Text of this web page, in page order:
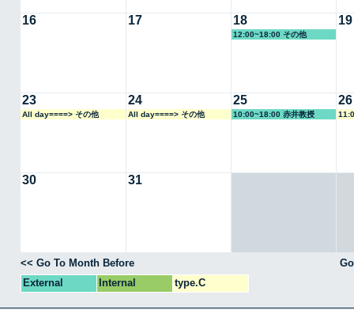
16 17 18
12:00~18:00 その他
19
23
All day====> その他
24
All day====> その他
25
10:00~18:00 赤井教授
26
30 31
<< Go To Month Before
External
Internal type.C